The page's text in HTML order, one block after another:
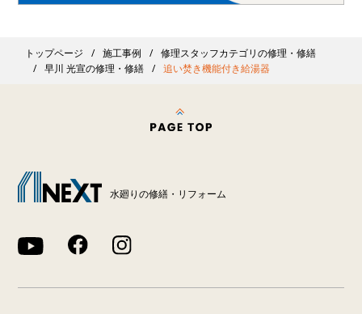
トップページ 施工事例
修理スタッフカテゴリの修理・修繕
早川 光宣の修理・修繕
追い焚き機能付き給湯器
水廻りの修繕・リフォーム